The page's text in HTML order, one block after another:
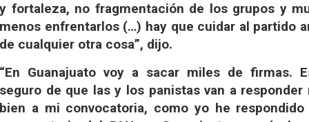
y fortaleza, no fragmentación de los grupos y
menos enfrentarlos (…) hay que cuidar al partido
de cualquier otra cosa”, dijo.
“En Guanajuato voy a sacar miles de firmas.
seguro de que las y los panistas van a responder
bien a mi convocatoria, como yo he